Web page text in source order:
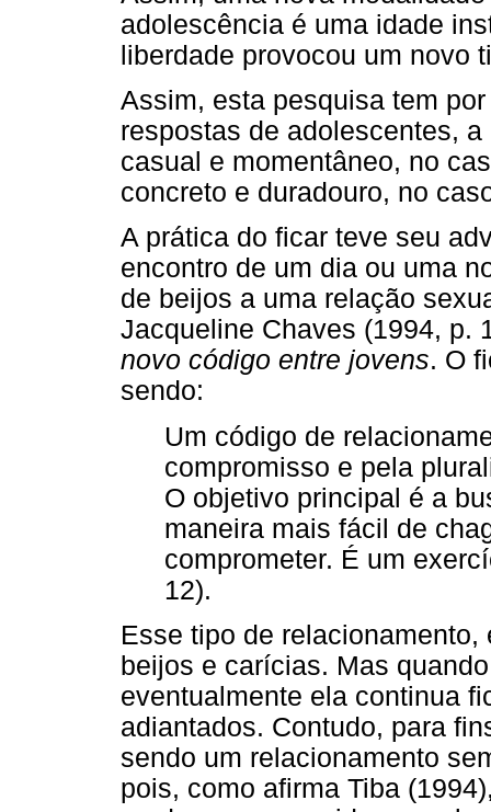
adolescência é uma idade
liberdade provocou um novo
Assim, esta pesquisa tem
respostas de adolescentes,
casual e momentâneo, no
concreto e duradouro, no
A prática do ficar teve seu
encontro de um dia ou uma
de beijos a uma relação
Jacqueline Chaves (1994, p.
novo código entre jovens. O
sendo:
Um código de
compromisso e pela
O objetivo principal é a
maneira mais fácil de
comprometer. É um
12).
Esse tipo de
beijos e carícias. Mas
eventualmente ela continua
adiantados. Contudo, para
sendo um relacionamento
pois, como afirma Tiba